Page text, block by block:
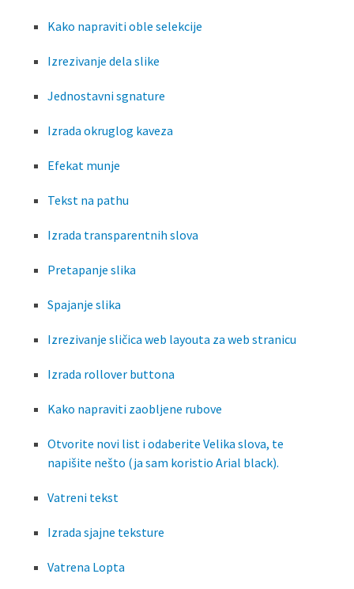
Kako napraviti oble selekcije
Izrezivanje dela slike
Jednostavni sgnature
Izrada okruglog kaveza
Efekat munje
Tekst na pathu
Izrada transparentnih slova
Pretapanje slika
Spajanje slika
Izrezivanje sličica web layouta za web stranicu
Izrada rollover buttona
Kako napraviti zaobljene rubove
Otvorite novi list i odaberite Velika slova, te
napišite nešto (ja sam koristio Arial black).
Vatreni tekst
Izrada sjajne teksture
Vatrena Lopta